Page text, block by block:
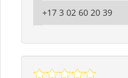
+17 3 02 60 20 39